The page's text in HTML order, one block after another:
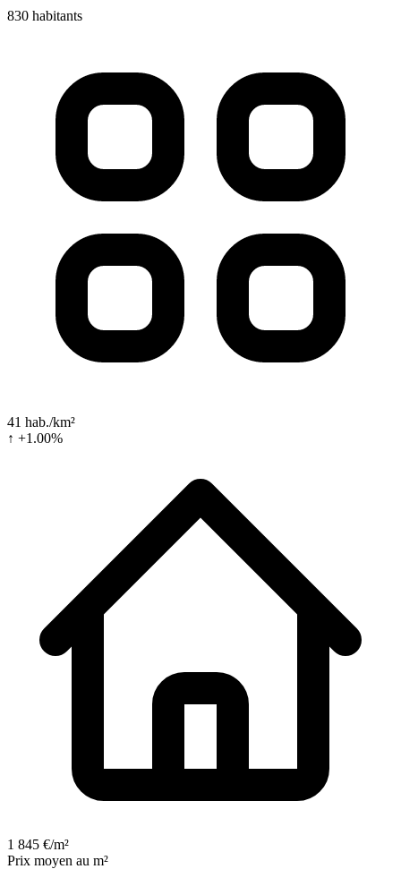
830 habitants
41 hab./km²
↑ +1.00%
1 845 €/m²
Prix moyen au m²